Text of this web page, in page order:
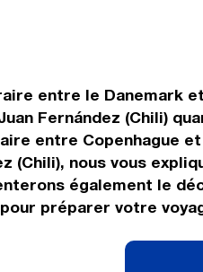
entre le Danemark
Fernández (Chili)
entre Copenhague
(Chili), nous vous
également le
préparer votre